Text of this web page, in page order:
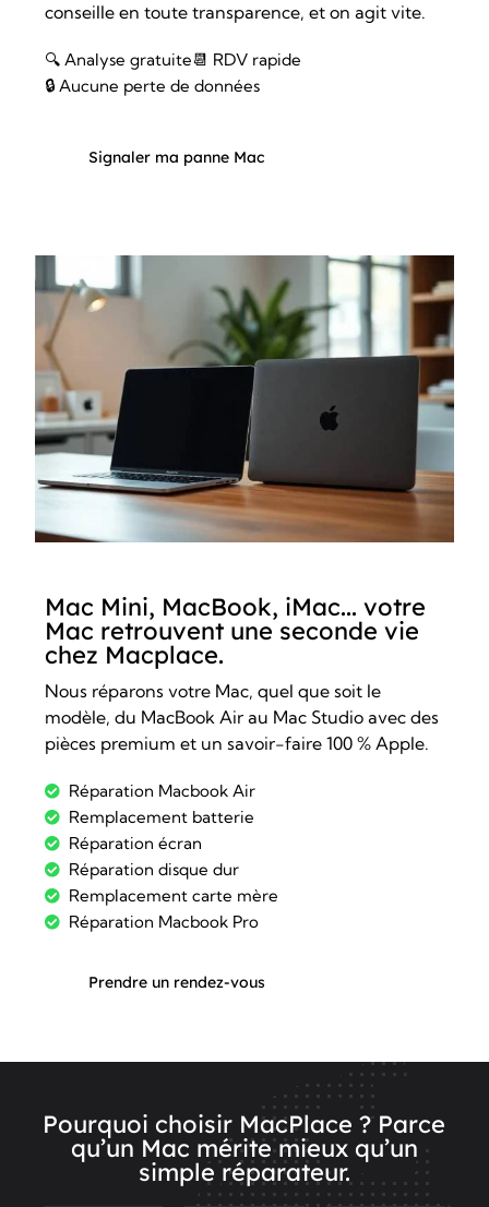
conseille en toute transparence, et on agit vite.
🔍 Analyse gratuite📆 RDV rapide
🔒 Aucune perte de données
Signaler ma panne Mac
Mac Mini, MacBook, iMac... votre
Mac retrouvent une seconde vie
chez Macplace.
Nous réparons votre Mac, quel que soit le
modèle, du MacBook Air au Mac Studio avec des
pièces premium et un savoir-faire 100 % Apple.
Réparation Macbook Air
Remplacement batterie
Réparation écran
Réparation disque dur
Remplacement carte mère
Réparation Macbook Pro
Prendre un rendez-vous
Pourquoi choisir MacPlace ? Parce
qu’un Mac mérite mieux qu’un
simple réparateur.